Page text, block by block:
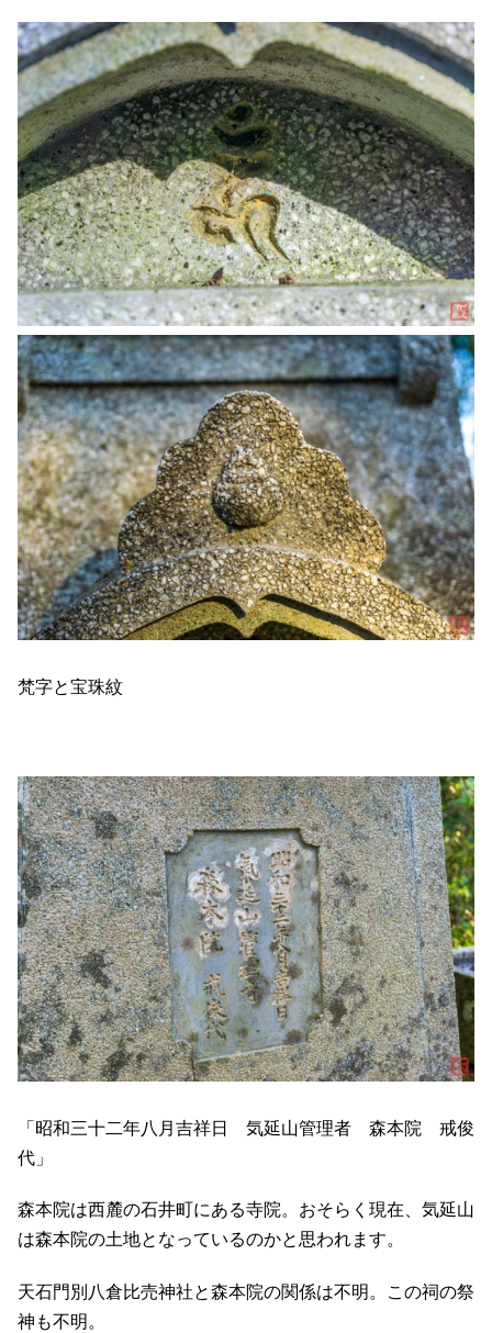
梵字と宝珠紋
「昭和三十二年八月吉祥日 気延山管理者 森本院 戒俊
代」
森本院は西麓の石井町にある寺院。おそらく現在、気延山
は森本院の土地となっているのかと思われます。
天石門別八倉比売神社と森本院の関係は不明。この祠の祭
神も不明。